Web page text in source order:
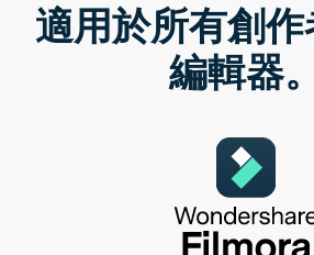
適用於所有創
編輯器。